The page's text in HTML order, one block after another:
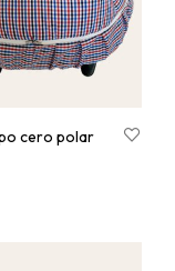
cero polar